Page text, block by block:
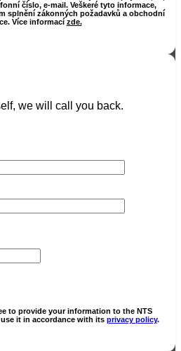
číslo, e-mail. Veškeré tyto informace,
splnění zákonných požadavků a obchodní
Více informací zde.
we will call you back.
to provide your information to the NTS
it in accordance with its privacy policy.